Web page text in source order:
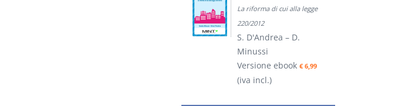
La riforma di cui alla legge
220/2012
S. D'Andrea – D.
Minussi
Versione ebook € 6,99
(iva incl.)